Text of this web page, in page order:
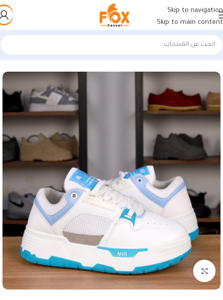
Skip to navigation
Skip to main content
الرئيسية/أحذية رجالي/كوتشي رجالي
اضغط للتكبير